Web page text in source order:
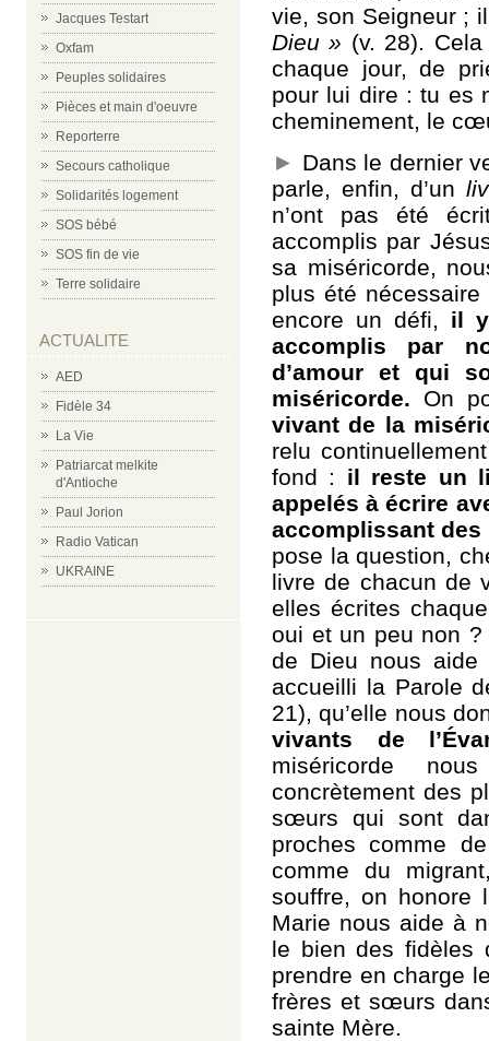
Jacques Testart
Oxfam
Peuples solidaires
Pièces et main d'oeuvre
Reporterre
Secours catholique
Solidarités logement
SOS bébé
SOS fin de vie
Terre solidaire
ACTUALITE
AED
Fidèle 34
La Vie
Patriarcat melkite
d'Antioche
Paul Jorion
Radio Vatican
UKRAINE
vie, son Seigneur ;
Dieu » (v. 28).
chaque jour, de
pour lui dire : tu es
cheminement, le
► Dans le dernier
parle, enfin, d’un
n’ont pas été
accomplis par
sa miséricorde,
plus été
encore un défi, il
accomplis par
d’amour et qui
miséricorde. On
vivant de la
relu
fond :
il reste un
appelés à écrire
accomplissant
pose la question,
livre de chacun de
elles écrites
oui et un peu non
de Dieu nous
accueilli la Parole
21), qu’elle nous
vivants de
miséricorde
concrètement des
sœurs qui sont
proches comme
comme du
souffre, on honore
Marie nous aide à
le bien des fidèles
prendre en charge
frères et sœurs
sainte Mère.